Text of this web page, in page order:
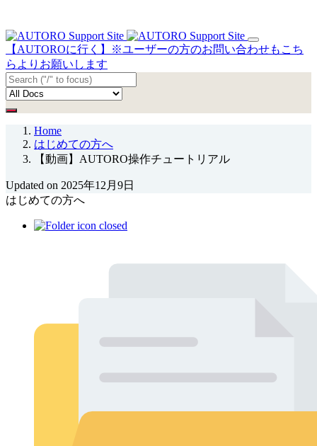
【AUTOROに行く】※ユーザーの方のお問い合わせもこち
らよりお願いします
Home
はじめての方へ
【動画】AUTORO操作チュートリアル
Updated on 2025年12月9日
はじめての方へ